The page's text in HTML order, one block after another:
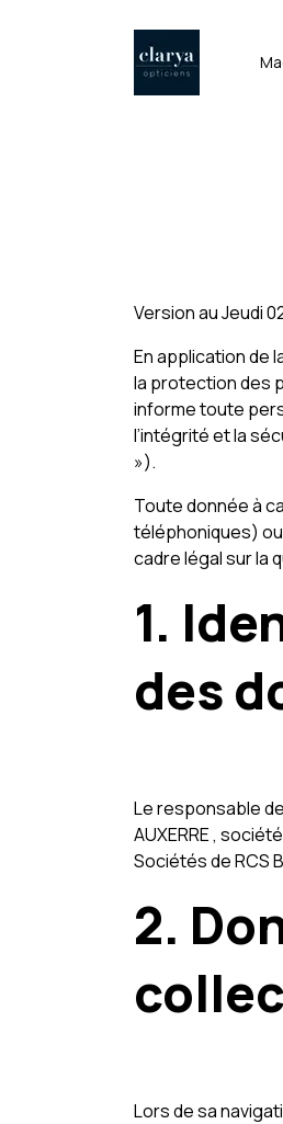
Version au Jeudi
En application de
la protection des
informe toute
l’intégrité et la
»).
Toute donnée à
téléphoniques)
cadre légal sur la
1.
des
Le responsable
AUXERRE ,
Sociétés de RCS
2.
Lors de sa